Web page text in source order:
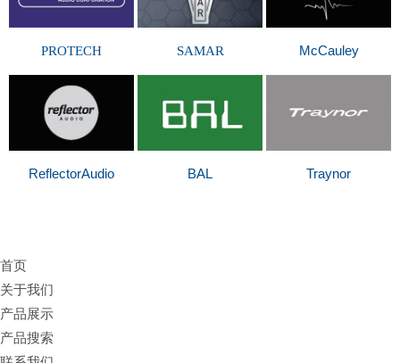
PROTECH SAMAR McCauley
ReflectorAudio BAL Traynor
首页
关于我们
产品展示
产品搜索